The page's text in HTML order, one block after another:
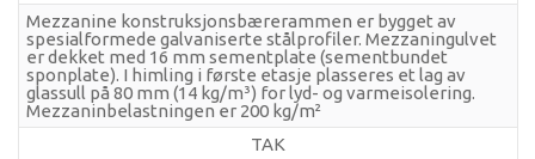
Mezzanine konstruksjonsbærerammen er bygget av
spesialformede galvaniserte stålprofiler. Mezzaningulvet
er dekket med 16 mm sementplate (sementbundet
sponplate). I himling i første etasje plasseres et lag av
glassull på 80 mm (14 kg/m³) for lyd- og varmeisolering.
Mezzaninbelastningen er 200 kg/m²
TAK